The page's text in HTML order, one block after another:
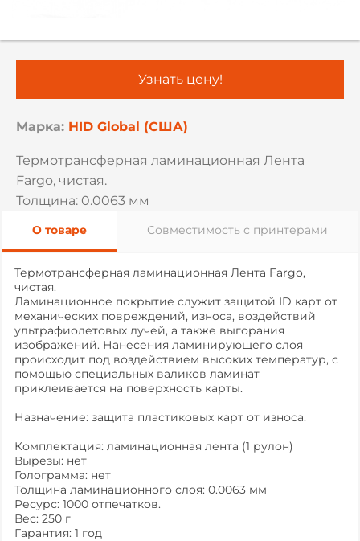
Марка: HID Global (США)
Термотрансферная ламинационная Лента
Fargo, чистая.
Толщина: 0.0063 мм
Узнать цену!
О товаре Совместимость с принтерами
Термотрансферная ламинационная Лента Fargo,
чистая.
Ламинационное покрытие cлужит защитой ID карт от
механических повреждений, износа, воздействий
ультрафиолетовых лучей, а также выгорания
изображений. Нанесения ламинирующего слоя
происходит под воздействием высоких температур, с
помощью специальных валиков ламинат
приклеивается на поверхность карты.
Назначение: защита пластиковых карт от износа.
Комплектация: ламинационная лента (1 рулон)
Вырезы: нет
Голограмма: нет
Толщина ламинационного слоя: 0.0063 мм
Ресурс: 1000 отпечатков.
Вес: 250 г
Гарантия: 1 год